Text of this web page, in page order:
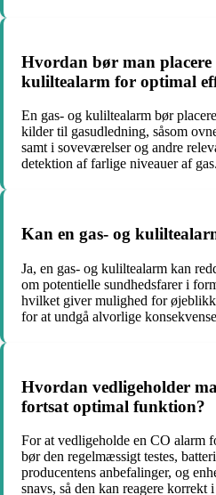
Hvordan bør man placere
kuliltealarm for optimal
En gas- og kuliltealarm bør
kilder til gasudledning, såsom
samt i soveværelser og andre
detektion af farlige niveauer af gas.
Kan en gas- og
Ja, en gas- og kuliltealarm kan
om potentielle sundhedsfarer i
hvilket giver mulighed for
for at undgå alvorlige
Hvordan vedligeholder
fortsat optimal funktion?
For at vedligeholde en CO alarm
bør den regelmæssigt testes,
producentens anbefalinger, og
snavs, så den kan reagere